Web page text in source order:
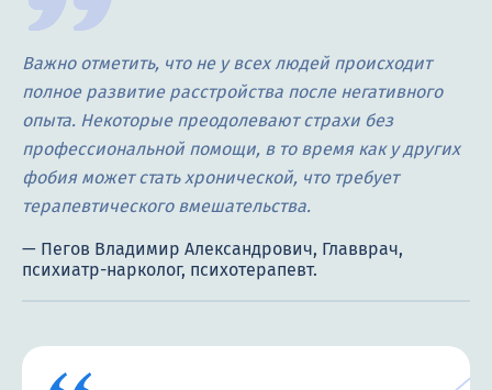
Важно отметить, что не у всех людей происходит
полное развитие расстройства после негативного
опыта. Некоторые преодолевают страхи без
профессиональной помощи, в то время как у других
фобия может стать хронической, что требует
терапевтического вмешательства.